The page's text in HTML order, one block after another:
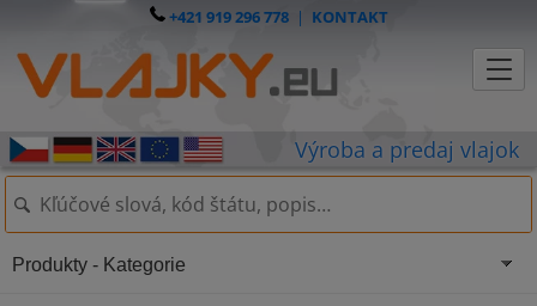
+421 919 296 778| KONTAKT
Produkty - Kategorie